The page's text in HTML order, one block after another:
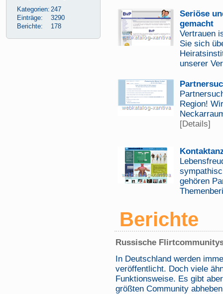
Seriöse
gemacht
Vertrauen
Sie sich
unserer
Region!
[Details]
gehören
Berichte
Russische
In Deutschland werden
veröffentlicht. Doch viele
Funktionsweise. Es gibt
größten Community
Kategorien: 247
Einträge:
3290
Berichte:
178